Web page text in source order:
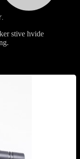
stive hvide